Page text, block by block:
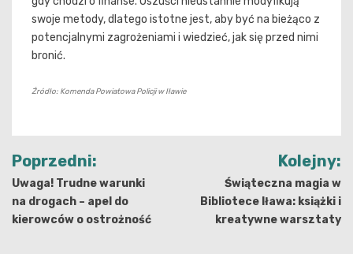
swoje metody, dlatego istotne jest, aby być na bieżąco z
potencjalnymi zagrożeniami i wiedzieć, jak się przed nimi
bronić.
Źródło: Komenda Powiatowa Policji w Iławie
Nawigacja
wpisu
Poprzedni:
Uwaga! Trudne warunki
na drogach – apel do
kierowców o ostrożność
Kolejny:
Świąteczna magia w
Bibliotece Iława: książki i
kreatywne warsztaty